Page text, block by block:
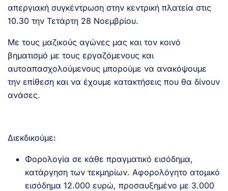
απεργιακή συγκέντρωση στην κεντρική πλατεία στις
10.30 την Τετάρτη 28 Νοεμβρίου.
Με τους μαζικούς αγώνες μας και τον κοινό
βηματισμό με τους εργαζόμενους και
αυτοαπασχολούμενους μπορούμε να ανακόψουμε
την επίθεση και να έχουμε κατακτήσεις που θα δίνουν
ανάσες.
Διεκδικούμε:
Φορολογία σε κάθε πραγματικό εισόδημα,
κατάργηση των τεκμηρίων. Αφορολόγητο ατομικό
εισόδημα 12.000 ευρώ, προσαυξημένο με 3.000